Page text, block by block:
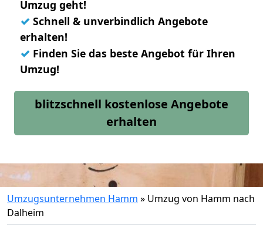
Umzug geht!
✓ Schnell & unverbindlich Angebote
erhalten!
✓ Finden Sie das beste Angebot für Ihren
Umzug!
blitzschnell kostenlose Angebote
erhalten
Umzugsunternehmen Hamm » Umzug von Hamm nach
Dalheim